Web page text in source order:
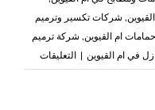
, شركات تكسير وترميم
ام القيوين, شركة ترميم
في ام القيوين | التعليقاتعلى
تكسير